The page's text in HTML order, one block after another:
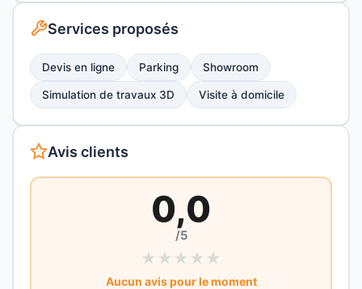
Services proposés
Devis en ligne Parking Showroom
Simulation de travaux 3D Visite à domicile
Avis clients
0,0
/5
★ ★ ★ ★ ★
Aucun avis pour le moment